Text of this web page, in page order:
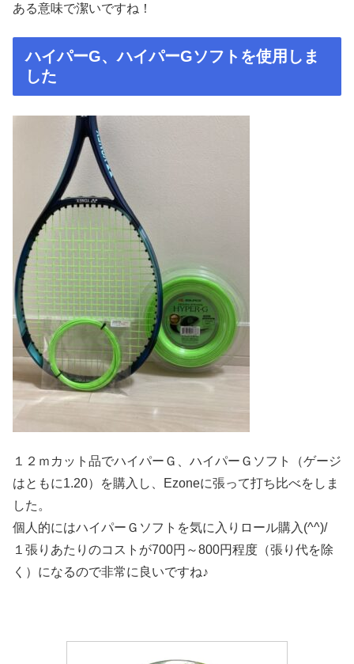
ある意味で潔いですね！
ハイパーG、ハイパーGソフトを使用しま
した
１２ｍカット品でハイパーＧ、ハイパーＧソフト（ゲージ
はともに1.20）を購入し、Ezoneに張って打ち比べをしま
した。
個人的にはハイパーＧソフトを気に入りロール購入(^^)/
１張りあたりのコストが700円～800円程度（張り代を除
く）になるので非常に良いですね♪